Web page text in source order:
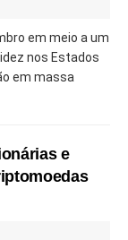
em meio a um
nos Estados
em massa
e